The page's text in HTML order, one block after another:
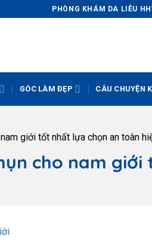
PHÒNG KHÁM DA LIỄU
GÓC LÀM ĐẸP CÂU CHUYỆN
giới tốt nhất lựa chọn an toàn
cho nam